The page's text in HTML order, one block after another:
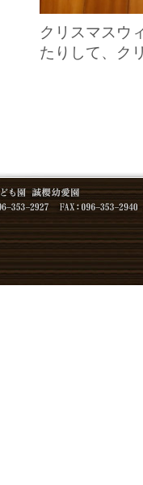
クリスマスウ
たりして、ク